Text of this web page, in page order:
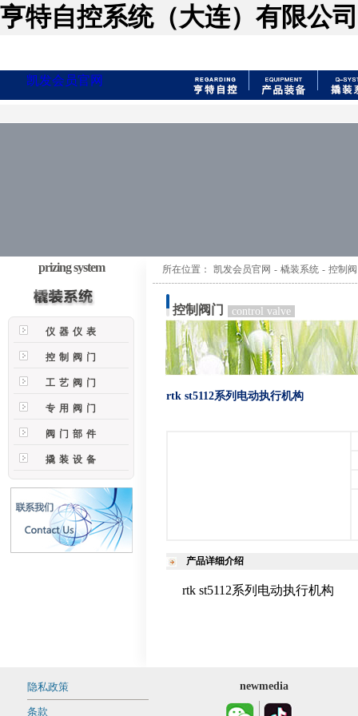
亨特自控系统（大连）有限公
凯发会员官网
prizing system
仪器仪表
控制阀门
工艺阀门
专用阀门
阀门部件
撬装设备
所在位置： 凯发会员官网 - 橇装系统 - 控制
控制阀门 control valve
rtk st5112系列电动执行机构
产品详细介绍
rtk st5112系列电动执行机构
隐私政策
条款
newmedia